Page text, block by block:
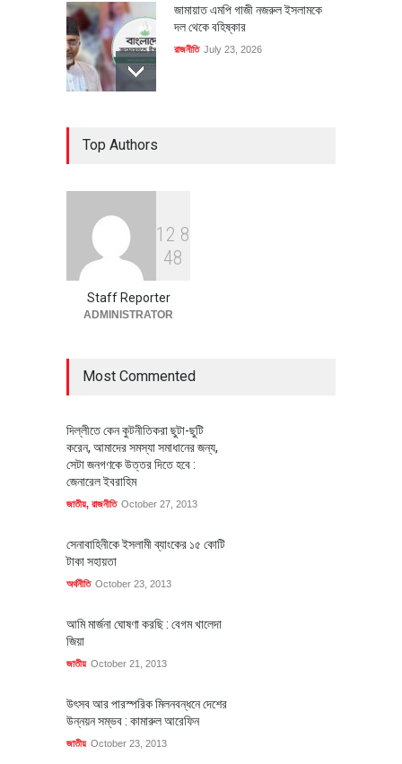
জামায়াত এমপি গাজী নজরুল ইসলামকে
দল থেকে বহিষ্কার
রাজনীতি July 23, 2026
বৈশ্বিক প্রতিযোগিতা সক্ষমতা বাড়াতে
পোশাক শিল্পে নতুন উদ্যোগ
Top Authors
1 2 8
48
Staff Reporter
ADMINISTRATOR
Most Commented
দিল্লীতে কেন কুটনীতিকরা ছুটা-ছুটি
করেন, আমাদের সমস্যা সমাধানের জন্য,
সেটা জনগণকে উত্তর দিতে হবে :
জেনারেল ইবরাহিম
জাতীয়, রাজনীতি October 27, 2013
সেনাবাহিনীকে ইসলামী ব্যাংকের ১৫ কোটি
টাকা সহায়তা
অর্থনীতি October 23, 2013
আমি মার্জনা ঘোষণা করছি : বেগম খালেদা
জিয়া
জাতীয় October 21, 2013
উৎসব আর পারস্পরিক মিলনবন্ধনে দেশের
উন্নয়ন সম্ভব : কামারুল আরেফিন
জাতীয় October 23, 2013